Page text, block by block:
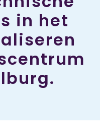
in het